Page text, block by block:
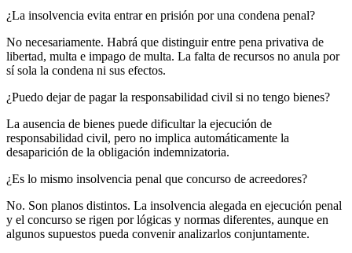
¿La insolvencia evita entrar en prisión por una condena penal?
No necesariamente. Habrá que distinguir entre pena privativa de
libertad, multa e impago de multa. La falta de recursos no anula por
sí sola la condena ni sus efectos.
¿Puedo dejar de pagar la responsabilidad civil si no tengo bienes?
La ausencia de bienes puede dificultar la ejecución de
responsabilidad civil, pero no implica automáticamente la
desaparición de la obligación indemnizatoria.
¿Es lo mismo insolvencia penal que concurso de acreedores?
No. Son planos distintos. La insolvencia alegada en ejecución penal
y el concurso se rigen por lógicas y normas diferentes, aunque en
algunos supuestos pueda convenir analizarlos conjuntamente.